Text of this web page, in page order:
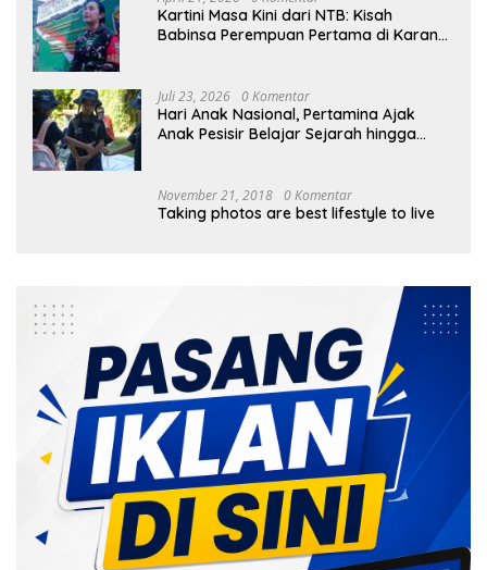
Kartini Masa Kini dari NTB: Kisah
Babinsa Perempuan Pertama di Karang
Juli 23, 2026 0 Komentar
Hari Anak Nasional, Pertamina Ajak
Anak Pesisir Belajar Sejarah hingga
November 21, 2018 0 Komentar
Taking photos are best lifestyle to live